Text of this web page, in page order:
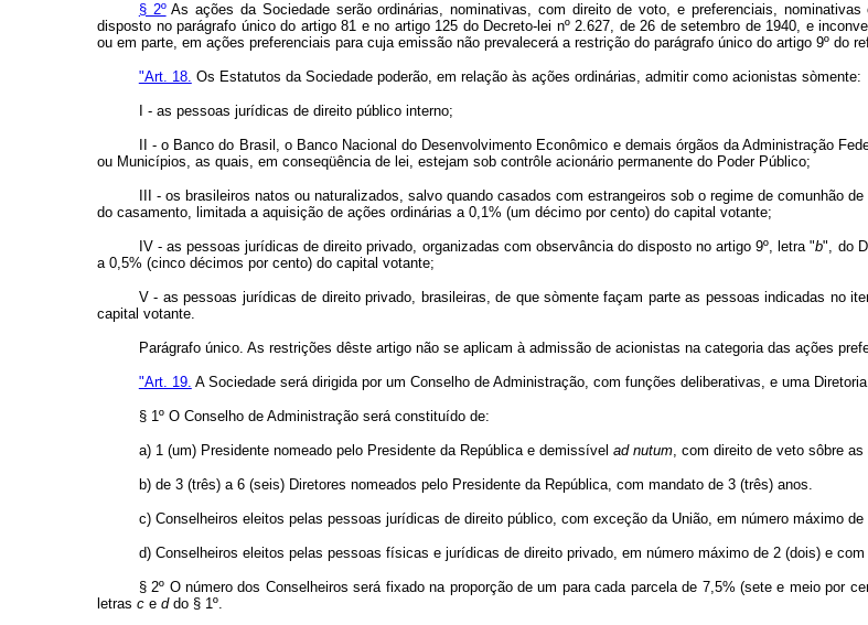
§ 2ºAs ações da Sociedade serão ordinárias, nominativas, com direito de voto, e preferenciais,
disposto no parágrafo único do artigo 81 e no artigo 125 do Decreto-lei nº 2.627, de 26 de setembro de 1940, e
ou em parte, em ações preferenciais para cuja emissão não prevalecerá a restrição do parágrafo único do artigo 9º do
"Art. 18. Os Estatutos da Sociedade poderão, em relação às ações ordinárias, admitir como acionistas sòmente:
I - as pessoas jurídicas de direito público interno;
II - o Banco do Brasil, o Banco Nacional do Desenvolvimento Econômico e demais órgãos da Administração
ou Municípios, as quais, em conseqüência de lei, estejam sob contrôle acionário permanente do Poder Público;
III - os brasileiros natos ou naturalizados, salvo quando casados com estrangeiros sob o regime de comunhão
do casamento, limitada a aquisição de ações ordinárias a 0,1% (um décimo por cento) do capital votante;
IV - as pessoas jurídicas de direito privado, organizadas com observância do disposto no artigo 9º, letra "b", do
a 0,5% (cinco décimos por cento) do capital votante;
V - as pessoas jurídicas de direito privado, brasileiras, de que sòmente façam parte as pessoas indicadas no
capital votante.
Parágrafo único. As restrições dêste artigo não se aplicam à admissão de acionistas na categoria das ações
"Art. 19. A Sociedade será dirigida por um Conselho de Administração, com funções deliberativas, e uma
§ 1º O Conselho de Administração será constituído de:
a) 1 (um) Presidente nomeado pelo Presidente da República e demissível ad nutum, com direito de veto sôbre
b) de 3 (três) a 6 (seis) Diretores nomeados pelo Presidente da República, com mandato de 3 (três) anos.
c) Conselheiros eleitos pelas pessoas jurídicas de direito público, com exceção da União, em número máximo
d) Conselheiros eleitos pelas pessoas físicas e jurídicas de direito privado, em número máximo de 2 (dois) e
§ 2º O número dos Conselheiros será fixado na proporção de um para cada parcela de 7,5% (sete e meio por
letras c e ddo § 1º.